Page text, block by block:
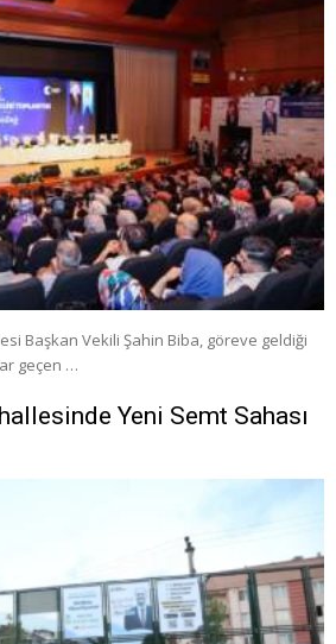
Başkan Vekili Şahin Biba, göreve geldiği
geçen …
Yeni Semt Sahası